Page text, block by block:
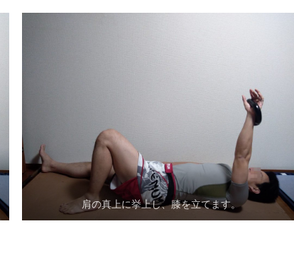
肩の真上に挙上し、膝を立てます。